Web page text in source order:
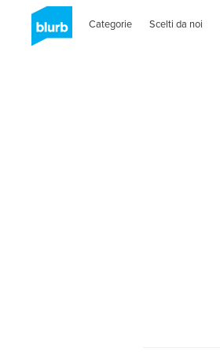
Categorie Scelti da noi